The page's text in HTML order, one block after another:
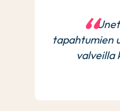
tapahtumien
valveilla